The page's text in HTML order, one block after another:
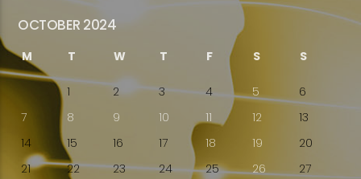
OCTOBER 2024
M T W T F S S
1 2 3 4 5
6
7
8 9 10 11 12
13
14
15 16 17 18 19
20
21
22 23 24 25 26
27